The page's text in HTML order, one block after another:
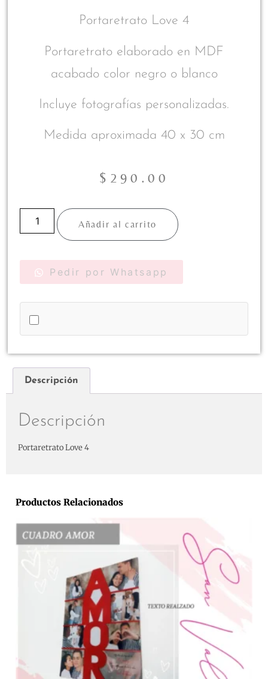
Portaretrato Love 4
Portaretrato elaborado en MDF
acabado color negro o blanco
Incluye fotografías personalizadas.
Medida aproximada 40 x 30 cm
$ 290.00
Añadir al carrito
Pedir por Whatsapp
Descripción
Descripción
Portaretrato Love 4
Productos Relacionados